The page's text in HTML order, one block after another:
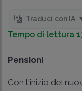
Traduci con IA
Tempo di lettura
Pensioni
Con l'inizio del